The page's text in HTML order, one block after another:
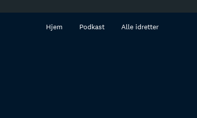
innhold
Hjem Podkast Alle idretter